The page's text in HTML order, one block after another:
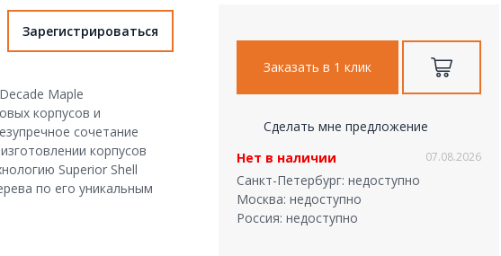
Зарегистрироваться
Maple
корпусов и
сочетание
корпусов
Superior Shell
по его уникальным
Заказать в 1 клик
Сделать мне предложение
Нет в наличии
07.08.2026
Санкт-Петербург: недоступно
Москва: недоступно
Россия: недоступно